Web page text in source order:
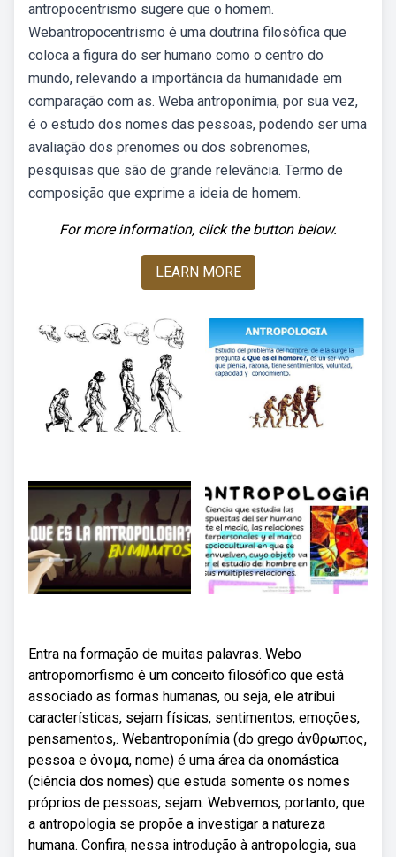
antropocentrismo sugere que o homem.
Webantropocentrismo é uma doutrina filosófica que
coloca a figura do ser humano como o centro do
mundo, relevando a importância da humanidade em
comparação com as. Weba antroponímia, por sua vez,
é o estudo dos nomes das pessoas, podendo ser uma
avaliação dos prenomes ou dos sobrenomes,
pesquisas que são de grande relevância. Termo de
composição que exprime a ideia de homem.
For more information, click the button below.
LEARN MORE
Entra na formação de muitas palavras. Webo
antropomorfismo é um conceito filosófico que está
associado as formas humanas, ou seja, ele atribui
características, sejam físicas, sentimentos, emoções,
pensamentos,. Webantroponímia (do grego άνθρωπος,
pessoa e ὀνομα, nome) é uma área da onomástica
(ciência dos nomes) que estuda somente os nomes
próprios de pessoas, sejam. Webvemos, portanto, que
a antropologia se propõe a investigar a natureza
humana. Confira, nessa introdução à antropologia, sua